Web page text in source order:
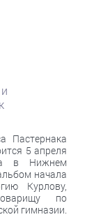
Пастернака
5 апреля
в Нижнем
начала
Курлову,
по
гимназии.